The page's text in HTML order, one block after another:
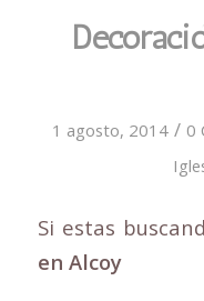
1 agosto, 2014 / 0
Si estas buscand
en Alcoy